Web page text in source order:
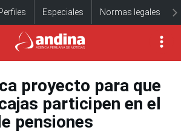
Perfiles Especiales Normas legales
proyecto para que
participen en el
pensiones